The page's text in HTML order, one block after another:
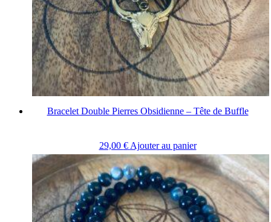
Bracelet Double Pierres Obsidienne – Tête de Buffle
29,00 € Ajouter au panier